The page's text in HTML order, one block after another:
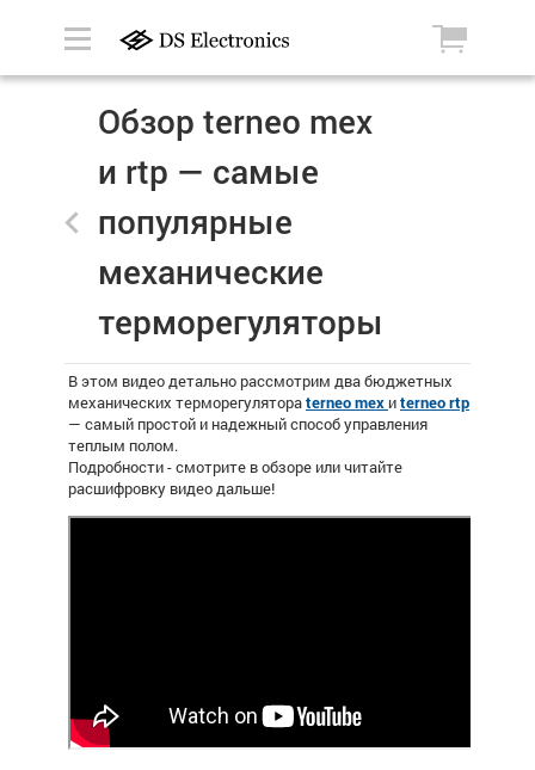
Обзор terneo mex
и rtp — самые
популярные
механические
терморегуляторы
В этом видео детально рассмотрим два бюджетных
механических терморегулятораterneo mex иterneo rtp
— самый простой и надежный способ управления
теплым полом.
Подробности - смотрите в обзоре или читайте
расшифровку видео дальше!